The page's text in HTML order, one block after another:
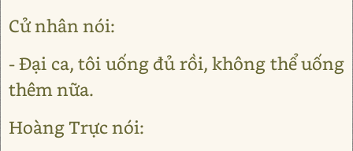
Cử nhân nói:
- Đại ca, tôi uống đủ rồi, không thể uống
thêm nữa.
Hoàng Trực nói: